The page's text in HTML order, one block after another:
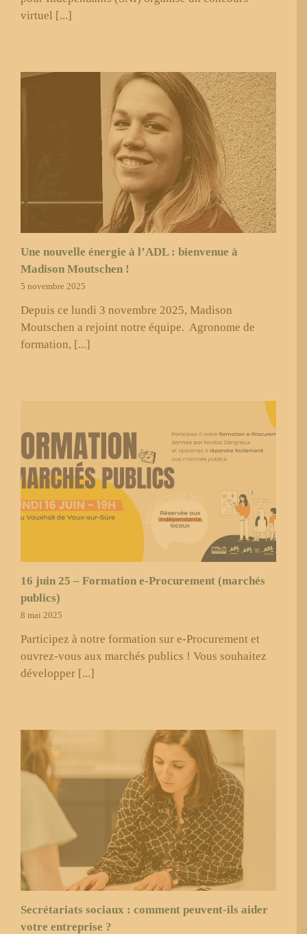
virtuel [...]
Une nouvelle énergie à l’ADL : bienvenue à
Madison Moutschen !
5 novembre 2025
Depuis ce lundi 3 novembre 2025, Madison
Moutschen a rejoint notre équipe. Agronome de
formation, [...]
16 juin 25 – Formation e-Procurement (marchés
publics)
8 mai 2025
Participez à notre formation sur e-Procurement et
ouvrez-vous aux marchés publics ! Vous souhaitez
développer [...]
Secrétariats sociaux : comment peuvent-ils aider
votre entreprise ?